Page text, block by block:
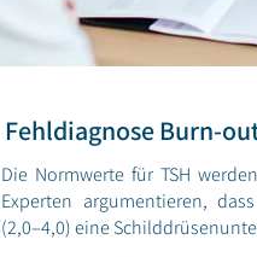
Fehldiagnose Burn-
Die Normwerte für TSH
Experten argumentieren,
(2,0–4,0) eine